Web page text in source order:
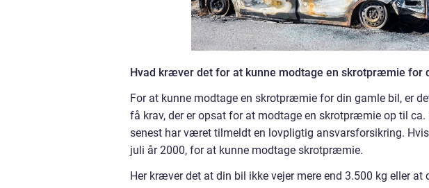
Hvad kræver det for at kunne modtage en skrotpræmie for
For at kunne modtage en skrotpræmie for din gamle bil, er
få krav, der er opsat for at modtage en skrotpræmie op til
senest har været tilmeldt en lovpligtig ansvarsforsikring.
juli år 2000, for at kunne modtage skrotpræmie.
Her kræver det at din bil ikke vejer mere end 3.500 kg eller at